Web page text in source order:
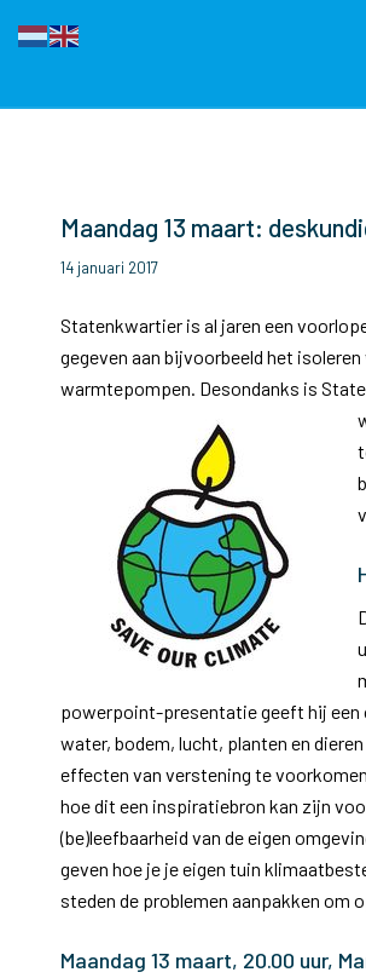
Maandag 13 maart:
14 januari 2017
Statenkwartier is al jaren een
gegeven aan bijvoorbeeld het
warmtepompen. Desondanks is
powerpoint-presentatie geeft hij een
water, bodem, lucht, planten en
effecten van verstening te
hoe dit een inspiratiebron kan zijn
(be)leefbaarheid van de eigen
geven hoe je je eigen tuin
steden de problemen aanpakken om
Maandag 13 maart, 20.00 uur,